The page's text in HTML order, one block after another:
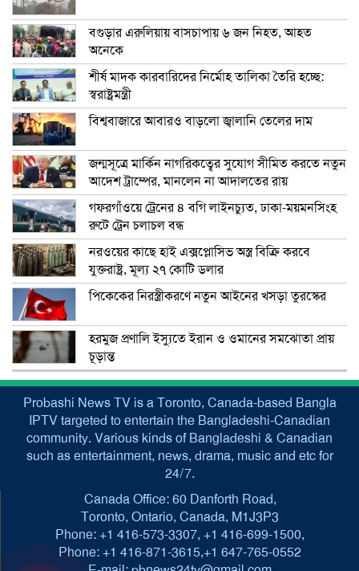
বগুড়ার এরুলিয়ায় বাসচাপায় ৬ জন নিহত, আহত
অনেকে
শীর্ষ মাদক কারবারিদের নির্মোহ তালিকা তৈরি হচ্ছে:
স্বরাষ্ট্রমন্ত্রী
বিশ্ববাজারে আবারও বাড়লো জ্বালানি তেলের দাম
জন্মসূত্রে মার্কিন নাগরিকত্বের সুযোগ সীমিত করতে নতুন
আদেশ ট্রাম্পের, মানলেন না আদালতের রায়
গফরগাঁওয়ে ট্রেনের ৪ বগি লাইনচ্যুত, ঢাকা-ময়মনসিংহ
রুটে ট্রেন চলাচল বন্ধ
নরওয়ের কাছে হাই এক্সপ্লোসিভ অস্ত্র বিক্রি করবে
যুক্তরাষ্ট্র, মূল্য ২৭ কোটি ডলার
পিকেকের নিরস্ত্রীকরণে নতুন আইনের খসড়া তুরস্কের
হরমুজ প্রণালি ইস্যুতে ইরান ও ওমানের সমঝোতা প্রায়
চূড়ান্ত
Probashi News TV is a Toronto, Canada-based Bangla
IPTV targeted to entertain the Bangladeshi-Canadian
community. Various kinds of Bangladeshi & Canadian
such as entertainment, news, drama, music and etc for
24/7.
Canada Office: 60 Danforth Road,
Toronto, Ontario, Canada, M1J3P3
Phone: +1 416-573-3307, +1 416-699-1500,
Phone: +1 416-871-3615,+1 647-765-0552